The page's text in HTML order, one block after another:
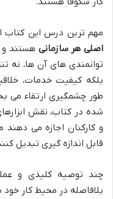
مهم ترین درس این کتاب
اصلی هر سازمانی هستند و
توانمندی های آن ها، نه
بلکه کیفیت خدمات،
طور چشمگیری ارتقاء می
شده در کتاب، نقش
و کارکنان اجازه می دهند
قابل اندازه گیری تبدیل
چند توصیه کلیدی و
بلافاصله در محیط کار خود